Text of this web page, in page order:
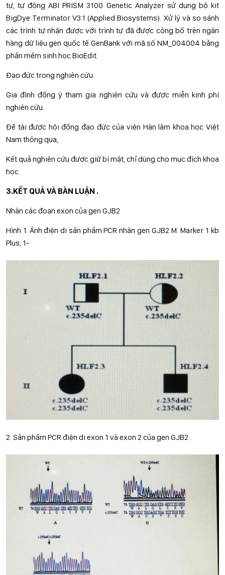
tự, tự động ABI PRISM 3100 Genetic Analyzer sử dụng bộ kit
BigDye Terminator V3.1 (Applied Biosystems). Xử lý và so sánh
các trình tự nhận được với trình tự đã được công bố trên ngân
hàng dữ liệu gen quốc tế GenBank với mã số NM_004004 bằng
phần mềm sinh học BioEdit.
Đạo đức trong nghiên cứu.
Gia đình đồng ý tham gia nghiên cứu và được miễn kinh phí
nghiên cứu.
Đề tài được hội đồng đạo đức của viện Hàn lâm khoa học Việt
Nam thông qua,
Kết quả nghiên cứu được giữ bí mật, chỉ dùng cho mục đích khoa
học.
3.KẾT QUẢ VÀ BÀN LUẬN .
Nhân các đoạn exon của gen GJB2
Hình 1. Ảnh điện di sản phẩm PCR nhân gen GJB2.M: Marker 1 kb
Plus, 1-
2: Sản phẩm PCR điện di exon 1 và exon 2 của gen GJB2 .